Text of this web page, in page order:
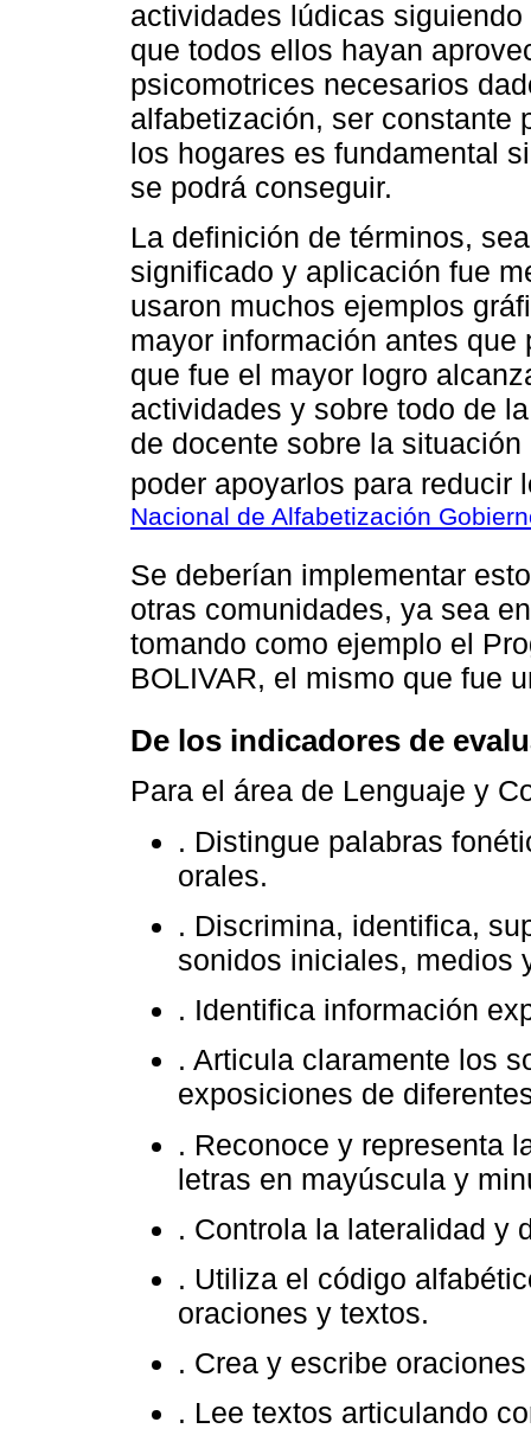
actividades lúdicas
que todos ellos hayan
psicomotrices necesarios
alfabetización, ser constante
los hogares es fundamental
se podrá conseguir.
La definición de términos,
significado y aplicación fue
usaron muchos ejemplos
mayor información antes
que fue el mayor logro
actividades y sobre todo de
de docente sobre la
poder apoyarlos para reducir
Nacional de Alfabetización
Se deberían implementar
otras comunidades, ya sea
tomando como ejemplo el
BOLIVAR, el mismo que fue
De los indicadores de
Para el área de Lenguaje y
. Distingue palabras
orales.
. Discrimina, identifica,
sonidos iniciales, medios
. Identifica información
. Articula claramente los
exposiciones de
. Reconoce y representa
letras en mayúscula y
. Controla la lateralidad y
. Utiliza el código
oraciones y textos.
. Crea y escribe
. Lee textos articulando